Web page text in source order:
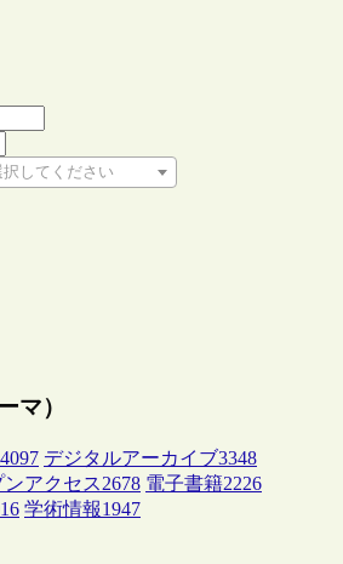
してください
さい
マ）
4097 デジタルアーカイブ3348
ンアクセス2678 電子書籍2226
学術情報1947